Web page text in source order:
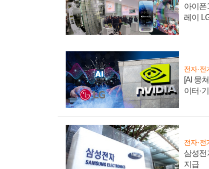
아이폰
레이
전자·전
[AI 뭉
이터·
전자·전
삼성전
지급